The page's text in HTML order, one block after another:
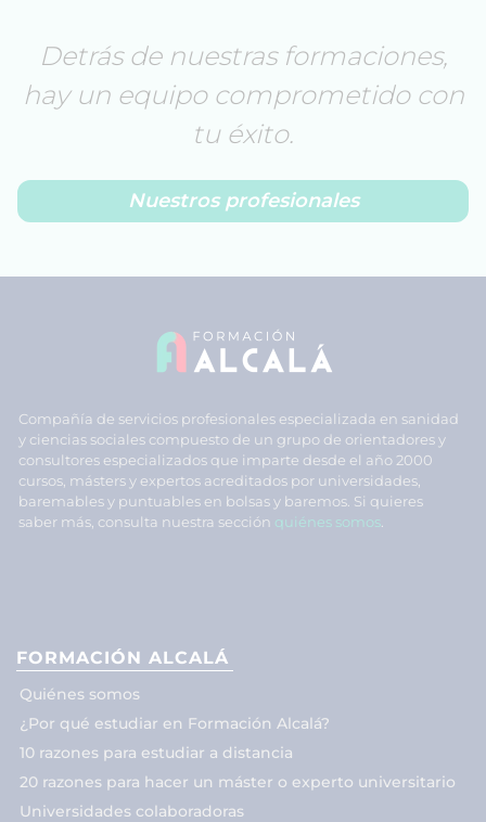
Detrás de nuestras formaciones,
hay un equipo comprometido con
tu éxito.
Nuestros profesionales
Compañía de servicios profesionales especializada en sanidad
y ciencias sociales compuesto de un grupo de orientadores y
consultores especializados que imparte desde el año 2000
cursos, másters y expertos acreditados por universidades,
baremables y puntuables en bolsas y baremos. Si quieres
saber más, consulta nuestra sección quiénes somos
FORMACIÓN ALCALÁ
Quiénes somos
¿Por qué estudiar en Formación Alcalá?
10 razones para estudiar a distancia
20 razones para hacer un máster o experto universitario
Universidades colaboradoras